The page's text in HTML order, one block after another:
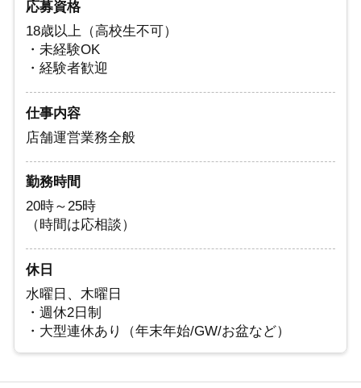
応募資格
18歳以上（高校生不可）
・未経験OK
・経験者歓迎
仕事内容
店舗運営業務全般
勤務時間
20時～25時
（時間は応相談）
休日
水曜日、木曜日
・週休2日制
・大型連休あり（年末年始/GW/お盆など）